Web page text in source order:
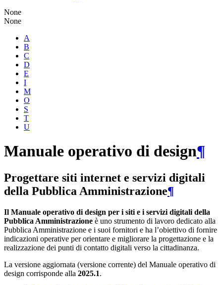
None
None
A
B
C
D
E
I
M
O
S
T
U
Manuale operativo di design¶
Progettare siti internet e servizi digitali
della Pubblica Amministrazione¶
Il Manuale operativo di design per i siti e i servizi digitali della
Pubblica Amministrazione è uno strumento di lavoro dedicato alla
Pubblica Amministrazione e i suoi fornitori e ha l’obiettivo di fornire
indicazioni operative per orientare e migliorare la progettazione e la
realizzazione dei punti di contatto digitali verso la cittadinanza.
La versione aggiornata (versione corrente) del Manuale operativo di
design corrisponde alla 2025.1.